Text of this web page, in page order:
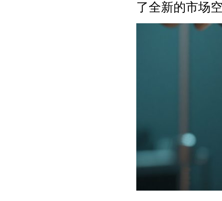
了全新的市场